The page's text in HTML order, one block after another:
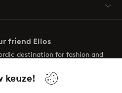
keuze!
friend Ellos
destination for fashion and
inspiring look is here!